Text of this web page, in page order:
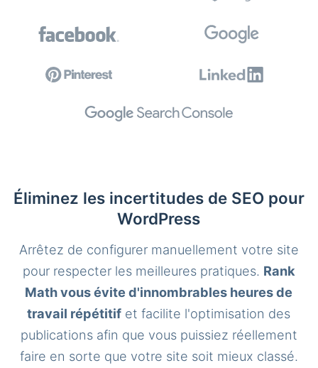
Éliminez les incertitudes de SEO pour
WordPress
Arrêtez de configurer manuellement votre site
pour respecter les meilleures pratiques. Rank
Math vous évite d'innombrables heures de
travail répétitif et facilite l'optimisation des
publications afin que vous puissiez réellement
faire en sorte que votre site soit mieux classé.